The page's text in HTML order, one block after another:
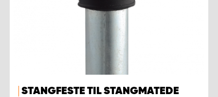
STANGFESTE TIL STANGMATEDE